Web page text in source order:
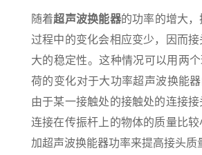
随着超声波换能器的功率的增大
过程中的变化会相应变少，因而
大的稳定性。这种情况可以用两
荷的变化对于大功率超声波换能
由于某一接触处的接触处的连接接
连接在传振杆上的物体的质量比
加超声波换能器功率来提高接头质